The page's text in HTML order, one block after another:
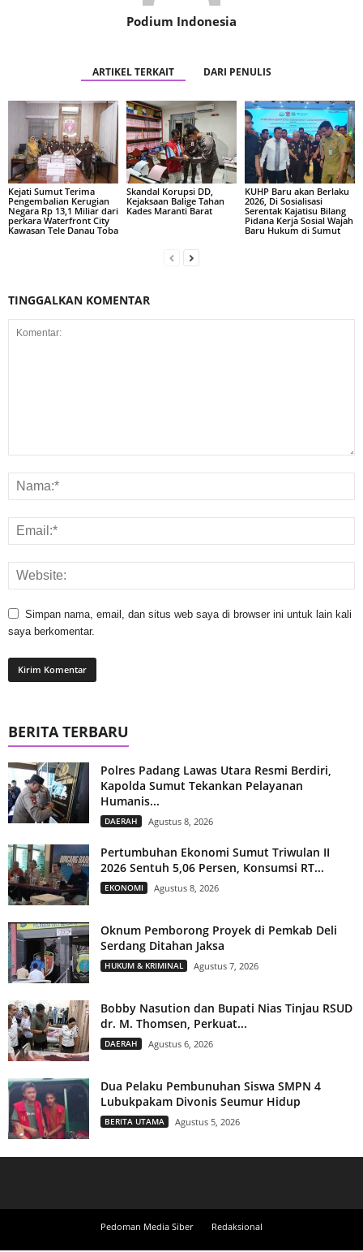
Podium Indonesia
ARTIKEL TERKAIT DARI PENULIS
Kejati Sumut Terima
Pengembalian Kerugian
Negara Rp 13,1 Miliar dari
perkara Waterfront City
Kawasan Tele Danau Toba
Skandal Korupsi DD,
Kejaksaan Balige Tahan
Kades Maranti Barat
KUHP Baru akan Berlaku
2026, Di Sosialisasi
Serentak Kajatisu Bilang
Pidana Kerja Sosial Wajah
Baru Hukum di Sumut
TINGGALKAN KOMENTAR
Simpan nama, email, dan situs web saya di browser ini untuk lain kali
saya berkomentar.
BERITA TERBARU
Polres Padang Lawas Utara Resmi Berdiri,
Kapolda Sumut Tekankan Pelayanan
Humanis...
DAERAH Agustus 8, 2026
Pertumbuhan Ekonomi Sumut Triwulan II
2026 Sentuh 5,06 Persen, Konsumsi RT...
EKONOMI Agustus 8, 2026
Oknum Pemborong Proyek di Pemkab Deli
Serdang Ditahan Jaksa
HUKUM & KRIMINAL Agustus 7, 2026
Bobby Nasution dan Bupati Nias Tinjau RSUD
dr. M. Thomsen, Perkuat...
DAERAH Agustus 6, 2026
Dua Pelaku Pembunuhan Siswa SMPN 4
Lubukpakam Divonis Seumur Hidup
BERITA UTAMA Agustus 5, 2026
Pedoman Media Siber Redaksional